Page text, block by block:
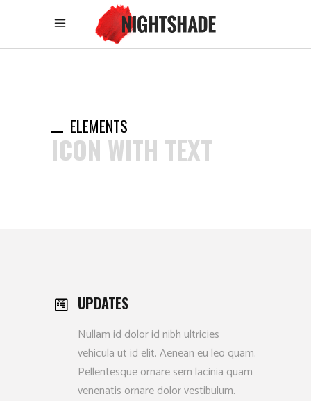
ELEMENTS
ICON WITH TEXT
UPDATES
Nullam id dolor id nibh ultricies
vehicula ut id elit. Aenean eu leo quam.
Pellentesque ornare sem lacinia quam
venenatis ornare dolor vestibulum.